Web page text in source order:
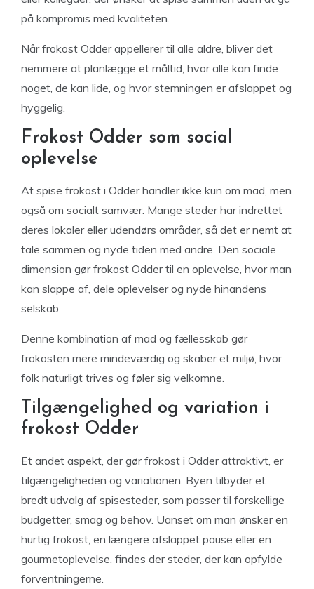
på kompromis med kvaliteten.
Når frokost Odder appellerer til alle aldre, bliver det
nemmere at planlægge et måltid, hvor alle kan finde
noget, de kan lide, og hvor stemningen er afslappet og
hyggelig.
Frokost Odder som social
oplevelse
At spise frokost i Odder handler ikke kun om mad, men
også om socialt samvær. Mange steder har indrettet
deres lokaler eller udendørs områder, så det er nemt at
tale sammen og nyde tiden med andre. Den sociale
dimension gør frokost Odder til en oplevelse, hvor man
kan slappe af, dele oplevelser og nyde hinandens
selskab.
Denne kombination af mad og fællesskab gør
frokosten mere mindeværdig og skaber et miljø, hvor
folk naturligt trives og føler sig velkomne.
Tilgængelighed og variation i
frokost Odder
Et andet aspekt, der gør frokost i Odder attraktivt, er
tilgængeligheden og variationen. Byen tilbyder et
bredt udvalg af spisesteder, som passer til forskellige
budgetter, smag og behov. Uanset om man ønsker en
hurtig frokost, en længere afslappet pause eller en
gourmetoplevelse, findes der steder, der kan opfylde
forventningerne.